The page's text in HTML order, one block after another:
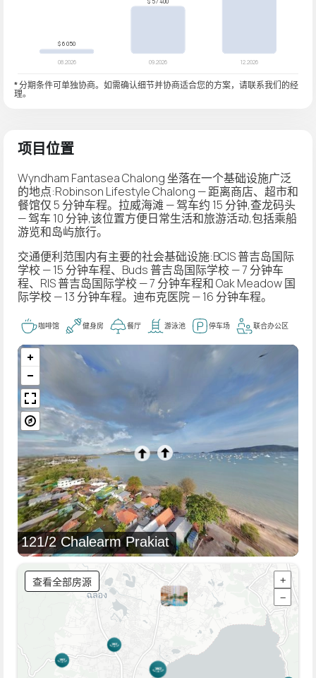
* 分期条件可单独协商。如需确认细节并协商适合您的方案，请联系我们的经
理。
项目位置
Wyndham Fantasea Chalong 坐落在一个基础设施广泛
的地点:Robinson Lifestyle Chalong — 距离商店、超市和
餐馆仅 5 分钟车程。拉威海滩 — 驾车约 15 分钟,查龙码头
— 驾车 10 分钟,该位置方便日常生活和旅游活动,包括乘船
游览和岛屿旅行。
交通便利范围内有主要的社会基础设施:BCIS 普吉岛国际
学校 — 15 分钟车程、Buds 普吉岛国际学校 — 7 分钟车
程、RIS 普吉岛国际学校 — 7 分钟车程和 Oak Meadow 国
际学校 — 13 分钟车程。迪布克医院 — 16 分钟车程。
咖啡馆 健身房 餐厅 游泳池 停车场 联合办公区
121/2 Chalearm Prakiat
查看全部房源
+
−